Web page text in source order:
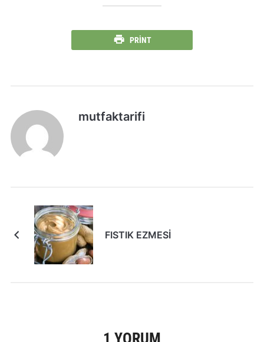
PRINT
mutfaktarifi
FISTIK EZMESİ